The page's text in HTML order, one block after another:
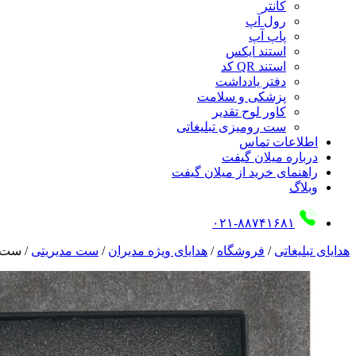
کانتر
رول آپ
پاپ آپ
استند ایکس
استند QR کد
دفتر یادداشت
پزشکی و سلامت
کاور لوح تقدیر
ست رومیزی تبلیغاتی
اطلاعات تماس
درباره میلان گیفت
راهنمای خرید از میلان گیفت
وبلاگ
۰۲۱-۸۸۷۴۱۶۸۱
هدایای تبلیغاتی / فروشگاه / هدایای ویژه مدیران / ست مدیریتی / ست